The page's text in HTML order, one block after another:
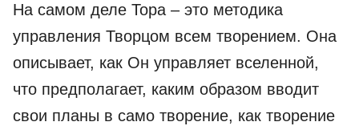
На самом деле Тора – это методика
управления Творцом всем творением. Она
описывает, как Он управляет вселенной,
что предполагает, каким образом вводит
свои планы в само творение, как творение